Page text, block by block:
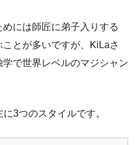
には師匠に弟子入りする
とが多いですが、KiLaさ
で世界レベルのマジシャン
3つのスタイルです。